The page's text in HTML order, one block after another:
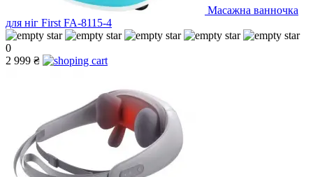
Масажна ванночка
для ніг First FA-8115-4
0
2 999 ₴